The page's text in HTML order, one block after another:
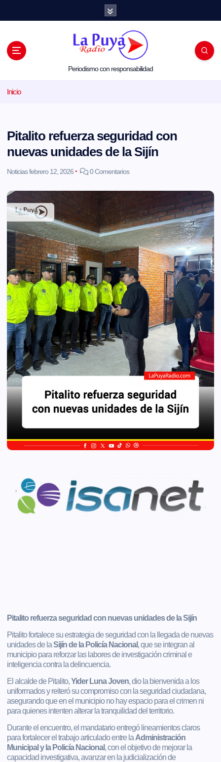
l
Periodismo con responsabilidad
Inicio
Pitalito refuerza seguridad con
nuevas unidades de la Sijín
Noticiasfebrero 12, 2026 0 Comentarios
Pitalito refuerza seguridad con nuevas unidades de la Sijín
Pitalito fortalece su estrategia de seguridad con la llegada de nuevas
unidades de laSijín de la Policía Nacional, que se integran al
municipio para reforzar las labores de investigación criminal e
inteligencia contra la delincuencia.
El alcalde de Pitalito,Yider Luna Joven, dio la bienvenida a los
uniformados y reiteró su compromiso con la seguridad ciudadana,
asegurando que en el municipio no hay espacio para el crimen ni
para quienes intenten alterar la tranquilidad del territorio.
Durante el encuentro, el mandatario entregó lineamientos claros
para fortalecer el trabajo articulado entre la Administración
Municipal y la Policía Nacional, con el objetivo de mejorar la
capacidad investigativa, avanzar en la judicialización de